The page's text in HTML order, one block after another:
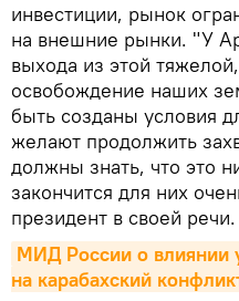
инвестиции, рынок
на внешние рынки. "У
выхода из этой
освобождение наших
быть созданы условия
желают продолжить
должны знать, что это
закончится для них
президент в своей речи.
МИД России о влиянии
на карабахский